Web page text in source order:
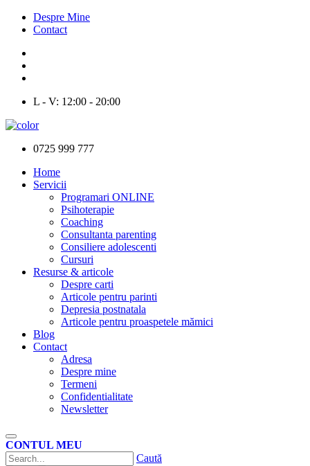
Despre Mine
Contact
L - V: 12:00 - 20:00
0725 999 777
Home
Servicii
Programari ONLINE
Psihoterapie
Coaching
Consultanta parenting
Consiliere adolescenti
Cursuri
Resurse & articole
Despre carti
Articole pentru parinti
Depresia postnatala
Articole pentru proaspetele mămici
Blog
Contact
Adresa
Despre mine
Termeni
Confidentialitate
Newsletter
CONTUL MEU
Caută